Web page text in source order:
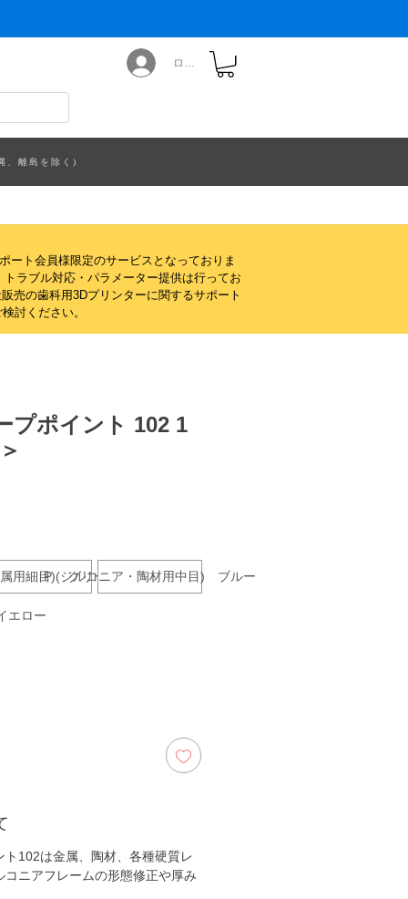
ログイン
、離島を除く)
ート会員様限定のサービスとなっておりま
ラブル対応・パラメーター提供は行ってお
売の歯科用3Dプリンターに関するサポート
討ください。
プポイント 102 1
用細目) グリーン
P (ジルコニア・陶材用中目) ブルー
エロー
102は金属、
陶材、各種硬質レ
コニアフレームの形態修正や厚み